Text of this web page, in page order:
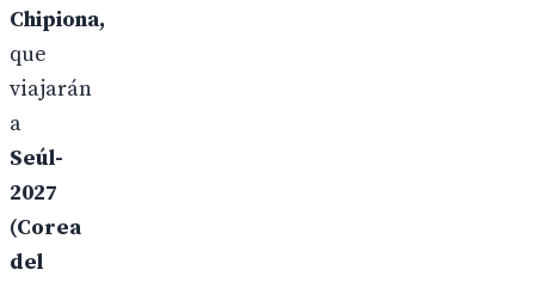
Chipiona,
que
viajarán
a
Seúl-
2027
(Corea
del